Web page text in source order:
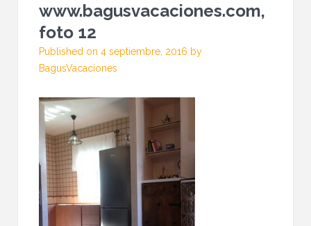
www.bagusvacaciones.com,
foto 12
Published on 4 septiembre, 2016 by
BagusVacaciones